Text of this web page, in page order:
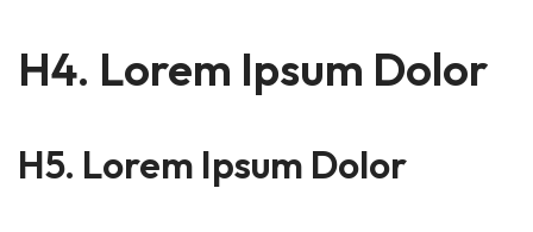
H4. Lorem Ipsum Dolor
H5. Lorem Ipsum Dolor